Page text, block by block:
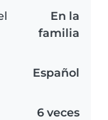
En la
familia
Español
6 veces